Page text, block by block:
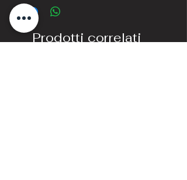
Prodotti correlati